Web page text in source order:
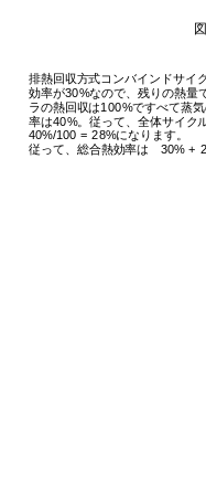
排熱回収方式コンバインドサイ
効率が30%なので、 残りの熱量
ラの熱回収は100%ですべて蒸
率は40%。 従って、全体サイク
40%/100 = 28%になります。
従って、総合熱効率は 30% +
図